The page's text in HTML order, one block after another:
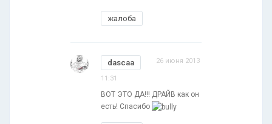
жалоба
dascaa 26 июня 2013
11:31
ВОТ ЭТО ДА!!! ДРАЙВ как он
есть! Спасибо